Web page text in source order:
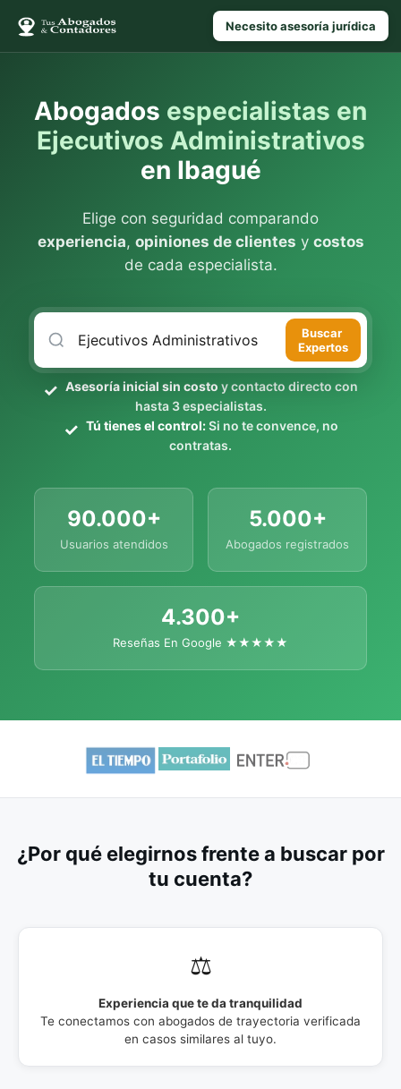
Necesito asesoría jurídica
Abogados especialistas en
Ejecutivos Administrativos
en Ibagué
Elige con seguridad comparando
experiencia, opiniones de clientes y costos
de cada especialista.
Buscar
Expertos
Asesoría inicial sin costo y contacto directo con
hasta 3 especialistas.
Tú tienes el control:Si no te convence, no
contratas.
90.000+
Usuarios atendidos
5.000+
Abogados registrados
4.300+
Reseñas En Google ★★★★★
¿Por qué elegirnos frente a buscar por
tu cuenta?
⚖️
Experiencia que te da tranquilidad
Te conectamos con abogados de trayectoria verificada
en casos similares al tuyo.